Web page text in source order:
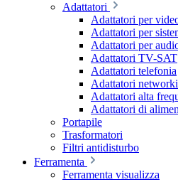
Adattatori
Adattatori per
Adattatori per
Adattatori per
Adattatori TV-SAT
Adattatori telefonia
Adattatori
Adattatori alta
Adattatori di
Portapile
Trasformatori
Filtri antidisturbo
Ferramenta
Ferramenta visualizza